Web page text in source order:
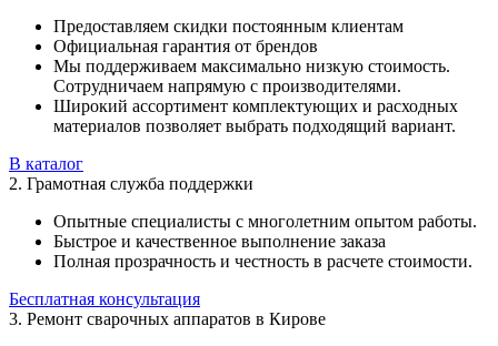
Предоставляем скидки постоянным клиентам
Официальная гарантия от брендов
Мы поддерживаем максимально низкую стоимость.
Сотрудничаем напрямую с производителями.
Широкий ассортимент комплектующих и расходных
материалов позволяет выбрать подходящий вариант.
В каталог
2. Грамотная служба поддержки
Опытные специалисты с многолетним опытом работы.
Быстрое и качественное выполнение заказа
Полная прозрачность и честность в расчете стоимости.
Бесплатная консультация
3. Ремонт сварочных аппаратов в Кирове